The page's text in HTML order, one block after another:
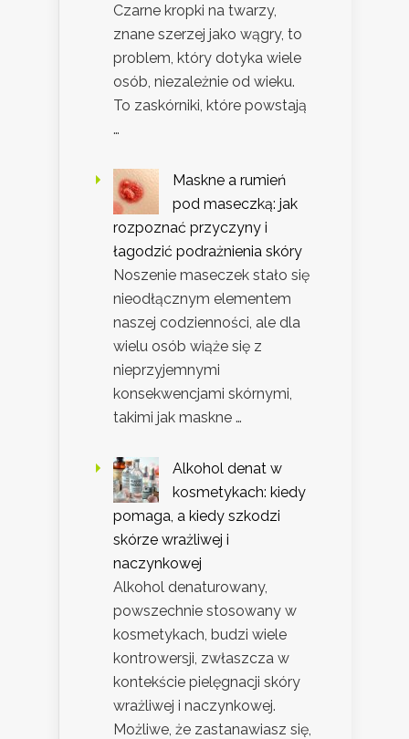
Czarne kropki na twarzy,
znane szerzej jako wągry, to
problem, który dotyka wiele
osób, niezależnie od wieku.
To zaskórniki, które powstają
…
Maskne a rumień
pod maseczką: jak
rozpoznać przyczyny i
łagodzić podrażnienia skóry
Noszenie maseczek stało się
nieodłącznym elementem
naszej codzienności, ale dla
wielu osób wiąże się z
nieprzyjemnymi
konsekwencjami skórnymi,
takimi jak maskne …
Alkohol denat w
kosmetykach: kiedy
pomaga, a kiedy szkodzi
skórze wrażliwej i
naczynkowej
Alkohol denaturowany,
powszechnie stosowany w
kosmetykach, budzi wiele
kontrowersji, zwłaszcza w
kontekście pielęgnacji skóry
wrażliwej i naczynkowej.
Możliwe, że zastanawiasz się,